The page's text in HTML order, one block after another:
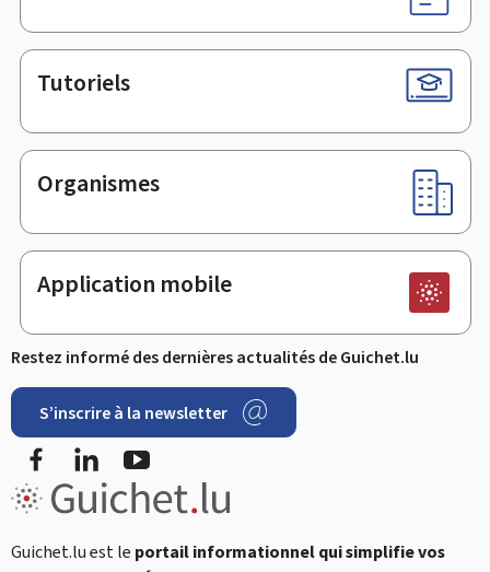
Tutoriels
Organismes
Application mobile
Restez informé des dernières actualités de Guichet.lu
S’inscrire à la newsletter
FacebookLinkedIn
Guichet.lu est le portail informationnel qui simplifie vos